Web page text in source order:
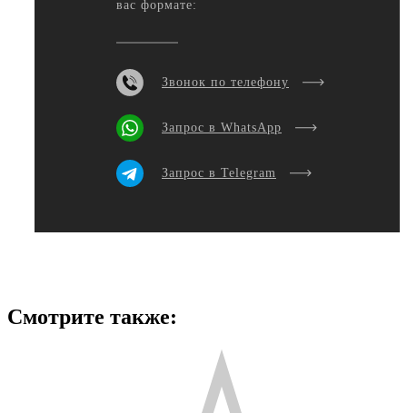
вас формате:
Звонок по телефону
Запрос в WhatsApp
Запрос в Telegram
Смотрите также: